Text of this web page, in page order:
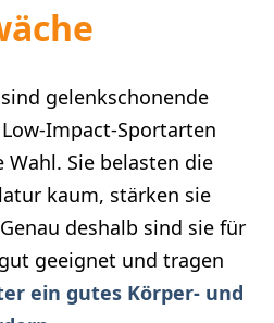
gelenkschonende
Impact-Sportarten
Wahl. Sie belasten die
kaum, stärken sie
deshalb sind sie für
geeignet und tragen
ein gutes Körper- und